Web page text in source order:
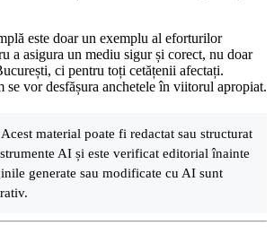
este doar un exemplu al eforturilor
a asigura un mediu sigur și corect, nu doar
ci pentru toți cetățenii afectați.
se vor desfășura anchetele în viitorul apropiat.
Acest material poate fi redactat sau structurat
AI și este verificat editorial înainte
generate sau modificate cu AI sunt